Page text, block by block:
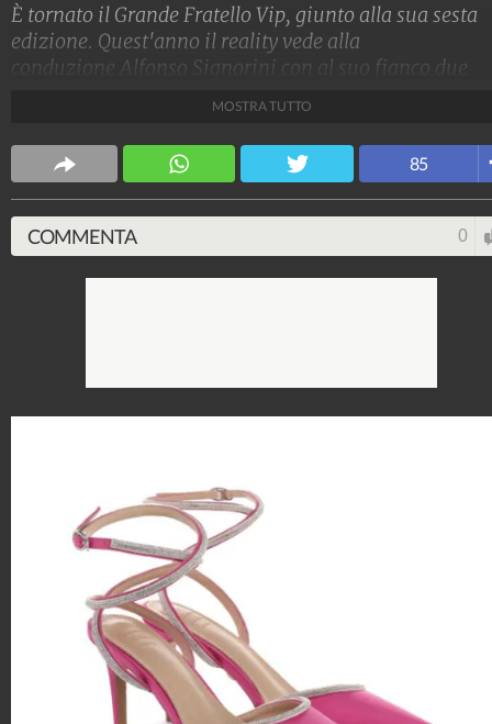
È tornato il Grande Fratello Vip, giunto alla sua sesta
edizione. Quest'anno il reality vede alla
conduzione Alfonso Signorini con al suo fianco due
sono passati inosservati.
1.515.147.027-1.957 video-138.074 foto
MOSTRA TUTTO
85
COMMENTA 0